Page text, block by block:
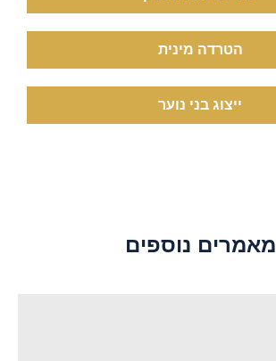
הטרדה מינית
ייצוג בני נוער
מאמרים נוספים